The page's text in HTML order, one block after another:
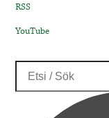
RSS
YouTube